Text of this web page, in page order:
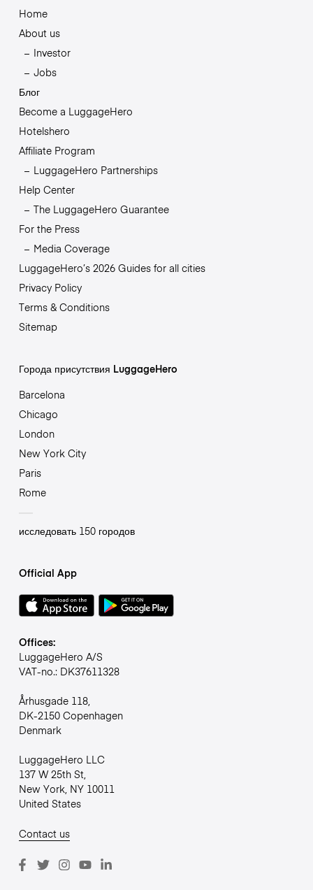
Home
About us
Investor
Jobs
Блог
Become a LuggageHero
Hotelshero
Affiliate Program
LuggageHero Partnerships
Help Center
The LuggageHero Guarantee
For the Press
Media Coverage
LuggageHero’s 2026 Guides for all cities
Privacy Policy
Terms & Conditions
Sitemap
Города присутствия LuggageHero
Barcelona
Chicago
London
New York City
Paris
Rome
исследовать 150 городов
Official App
Offices:
LuggageHero A/S
VAT-no.: DK37611328
Århusgade 118,
DK-2150 Copenhagen
Denmark
LuggageHero LLC
137 W 25th St,
New York, NY 10011
United States
Contact us